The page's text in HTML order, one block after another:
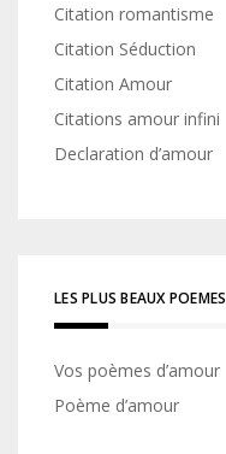
Citation romantisme
Citation Séduction
Citation Amour
Citations amour infini
Declaration d’amour
LES PLUS BEAUX POEMES
Vos poèmes d’amour
Poème d’amour